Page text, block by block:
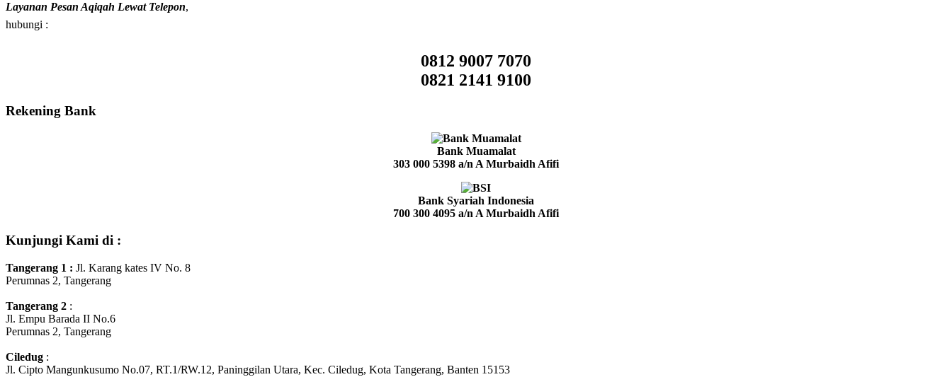
Layanan Pesan Aqiqah Lewat Telepon,
hubungi :
0812 9007 7070
0821 2141 9100
Rekening Bank
Bank Muamalat
303 000 5398 a/n A Murbaidh Afifi
Bank Syariah Indonesia
700 300 4095 a/n A Murbaidh Afifi
Kunjungi Kami di :
Tangerang 1 : Jl. Karang kates IV No. 8
Perumnas 2, Tangerang
Tangerang 2 :
Jl. Empu Barada II No.6
Perumnas 2, Tangerang
Ciledug :
Jl. Cipto Mangunkusumo No.07, RT.1/RW.12, Paninggilan Utara, Kec. Ciledug, Kota Tangerang, Banten 15153